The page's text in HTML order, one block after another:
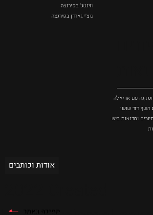
ווינטג' בפירנצה
גוצ'י גארדן בפירנצה
עם אריאלה בנקיר
השף דוד שושן
וסדנאות בישול בטוסקנה
אודות וכותבים